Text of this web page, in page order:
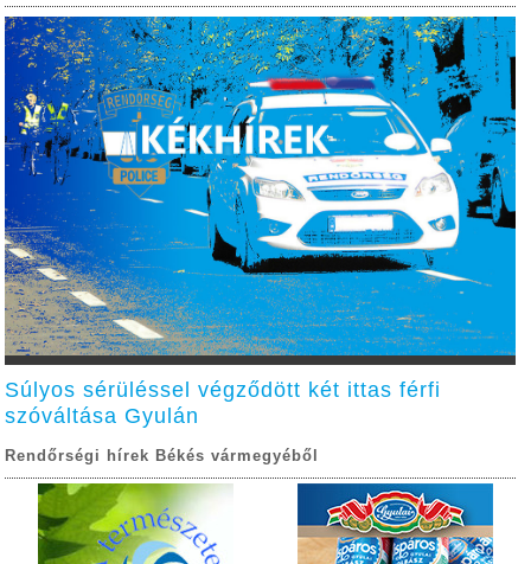
Súlyos sérüléssel végződött két ittas férfi
szóváltása Gyulán
Rendőrségi hírek Békés vármegyéből